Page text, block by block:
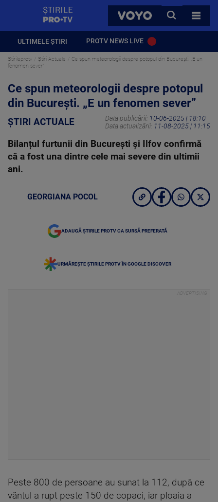
VOYO
CAUTA
TOATE
ULTIMELE ȘTIRI PROTV NEWS LIVE
Stirileprotv Știri Actuale
Ce spun meteorologii despre potopul din București. „E un
fenomen sever”
Ce spun meteorologii despre potopul
din București. „E un fenomen sever”
ȘTIRI ACTUALE Data publicării: 10-06-2025 | 18:10
Data actualizării: 11-08-2025 | 11:15
Bilanțul furtunii din București și Ilfov confirmă
că a fost una dintre cele mai severe din ultimii
ani.
GEORGIANA POCOL
ADAUGĂ ȘTIRILE PROTV CA SURSĂ PREFERATĂ
URMĂREȘTE ȘTIRILE PROTV ÎN GOOGLE DISCOVER
Peste 800 de persoane au sunat la 112, după ce
vântul a rupt peste 150 de copaci, iar ploaia a